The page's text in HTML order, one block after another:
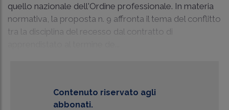
quello nazionale dell'Ordine professionale. In materia
normativa, la proposta n. 9 affronta il tema del conflitto
tra la disciplina del recesso dal contratto di
Contenuto riservato agli
abbonati.